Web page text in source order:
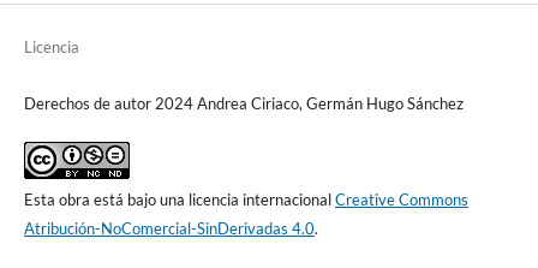
Licencia
Derechos de autor 2024 Andrea Ciriaco, Germán Hugo Sánchez
Esta obra está bajo una licencia internacionalCreative Commons
Atribución-NoComercial-SinDerivadas 4.0.